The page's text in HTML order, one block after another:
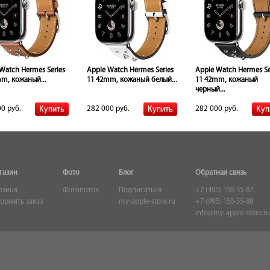
Hermes Series
кожаный...
руб.
Apple Watch Hermes Series
11 42mm, кожаный белый...
282 000 руб.
Apple Watch Hermes
11 42mm, кожаный
черный...
282 000 руб.
заказ
Фото
Фотопоток
Блог
Подписаться
my-apple-store.ru
Обратная связь
+7 (495) 150-55-87
+7 (995) 150-55-88
info@my-apple-store.ru